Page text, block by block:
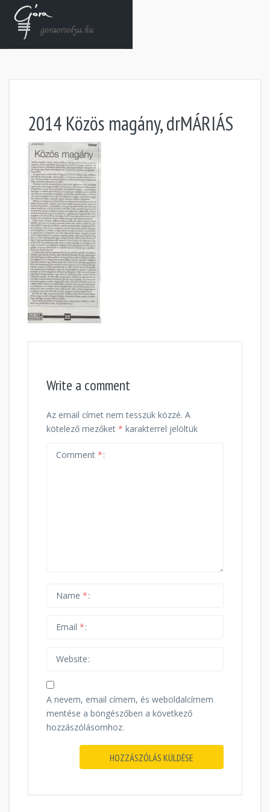
2014 Közös magány, drMÁRIÁS
Write a comment
Az email címet nem tesszük közzé. A
kötelező mezőket * karakterrel jelöltük
Comment *
Name *
Email *
Website
A nevem, email címem, és weboldalcímem
mentése a böngészőben a következő
hozzászólásomhoz.